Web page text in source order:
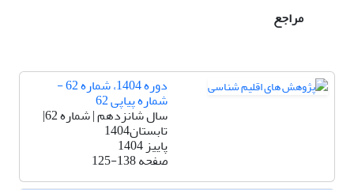
مراجع
دوره 1404، شماره 62 -
شماره پیاپی 62
سال شانزدهم | شماره 62|
تابستان1404
پاییز 1404
صفحه125-138